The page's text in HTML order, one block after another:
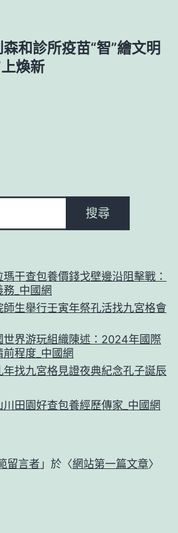
和診所疫苗“智”繪文明
煥新
搜尋
干查包養價錢戈壁邊沿阻擊戰：
_中國網
生舉行壬寅年祭孔活找九宮格會
世界游玩組織陳述：2024年國際
程度_中國網
找九宮格見證夜典紀念孔子誕辰
田園好查包養經歷傳家_中國網
留言者 」於〈網站第一篇文章〉